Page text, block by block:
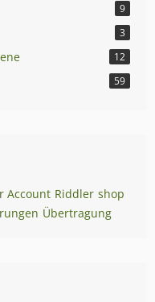
9
3
12
59
Account Riddler shop
Übertragung